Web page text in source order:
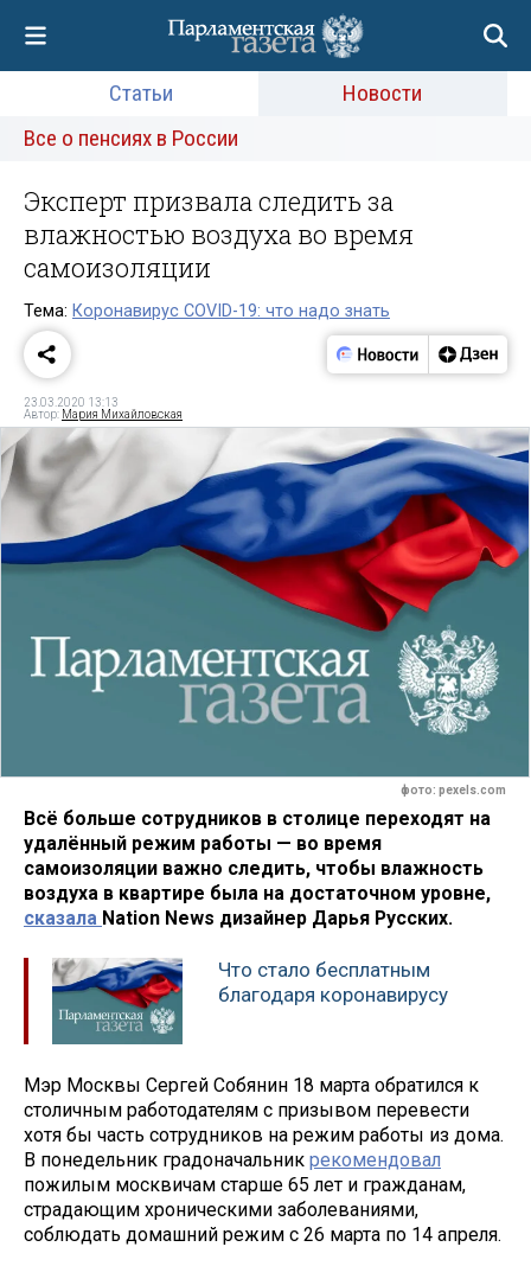
Статьи
Новости
Все о пенсиях в России
Эксперт призвала следить за
влажностью воздуха во время
самоизоляции
Тема: Коронавирус COVID-19: что надо знать
23.03.2020 13:13
Автор: Мария Михайловская
фото: pexels.com
Всё больше сотрудников в столице переходят на
удалённый режим работы — во время
самоизоляции важно следить, чтобы влажность
воздуха в квартире была на достаточном уровне,
сказала Nation News дизайнер Дарья Русских.
Что стало бесплатным
благодаря коронавирусу
Мэр Москвы Сергей Собянин 18 марта обратился к
столичным работодателям с призывом перевести
хотя бы часть сотрудников на режим работы из дома.
В понедельник градоначальник рекомендовал
пожилым москвичам старше 65 лет и гражданам,
страдающим хроническими заболеваниями,
соблюдать домашний режим с 26 марта по 14 апреля.